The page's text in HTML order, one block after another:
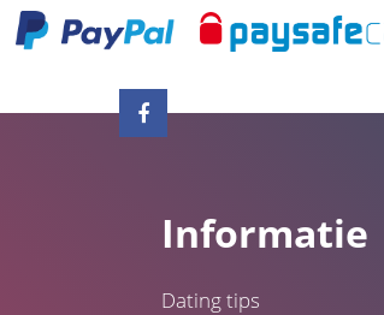
Informatie
Dating tips